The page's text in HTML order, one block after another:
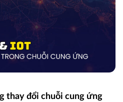
thay đổi chuỗi cung ứng